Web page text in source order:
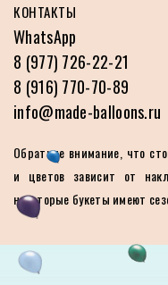
КОНТАКТЫ
WhatsApp
8 (977) 726-22-21
8 (916) 770-70-89
info@made-balloons.ru
Обратите внимание, что
и цветов зависит от
некоторые букеты имеют